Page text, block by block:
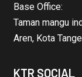
Base Office:
Taman mangu
Aren, Kota
KTR SOCIAL